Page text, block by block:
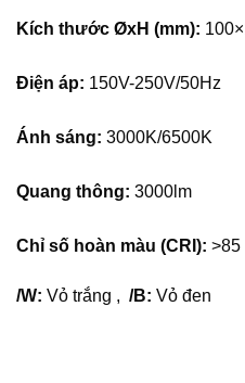
giúp dễ dàng di chuyển và
thường được gắn lên trần và
lượng đèn, đáp ứng nhu cầu
kiệm năng lượng: Như tất cả
với các loại đèn truyền thống
nhưng vẫn cung cấp lượng
Tuổi thọ cao: Đèn LED có
Kích thước ØxH (mm):
Điện áp: 150V-250V/50Hz
Ánh sáng: 3000K/6500K
Quang thông: 3000lm
Chỉ số hoàn màu (CRI): >85
/W: Vỏ trắng , /B: Vỏ đen